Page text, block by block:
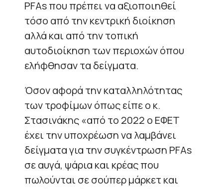
PFAs που πρέπει να αξιοποιηθεί
τόσο από την κεντρική διοίκηση
αλλά και από την τοπική
αυτοδιοίκηση των περιοχών όπου
ελήφθησαν τα δείγματα.
Όσον αφορά την καταλληλότητας
των τροφίμων όπως είπε ο κ.
Στασινάκης «από το 2022 ο ΕΦΕΤ
έχει την υποχρέωση να λαμβάνει
δείγματα για την συγκέντρωση PFAs
σε αυγά, ψάρια και κρέας που
πωλούνται σε σούπερ μάρκετ και